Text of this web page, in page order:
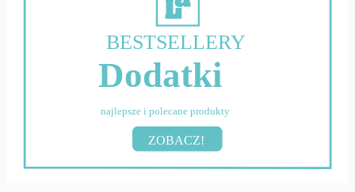
BESTSELLERY
Dodatki
najlepsze i polecane produkty
ZOBACZ!